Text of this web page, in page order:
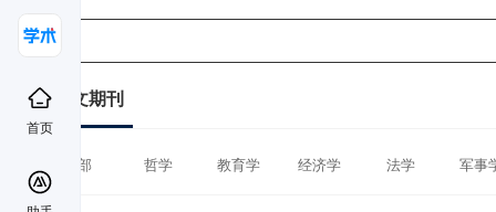
首页
中文期刊
全部 哲学 教育学 经济学 法学 军事